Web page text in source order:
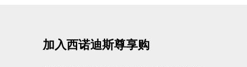
加入西诺迪斯尊享购